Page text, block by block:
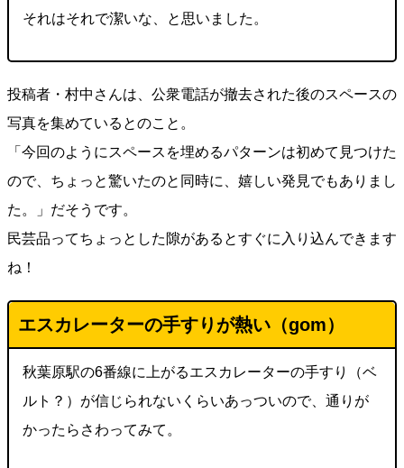
それはそれで潔いな、と思いました。
投稿者・村中さんは、公衆電話が撤去された後のスペースの
写真を集めているとのこと。
「今回のようにスペースを埋めるパターンは初めて見つけた
ので、ちょっと驚いたのと同時に、嬉しい発見でもありまし
た。」だそうです。
民芸品ってちょっとした隙があるとすぐに入り込んできます
ね！
エスカレーターの手すりが熱い（gom）
秋葉原駅の6番線に上がるエスカレーターの手すり（ベ
ルト？）が信じられないくらいあっついので、通りが
かったらさわってみて。